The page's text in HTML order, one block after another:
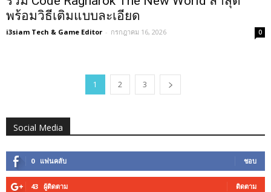
พร้อมวิธีเติมแบบละเอียด
i3siam Tech & Game Editor - กรกฎาคม 16, 2026 0
1 2 3
Social Media
0 แฟนคลับ ชอบ
43 ผู้ติดตาม ติดตาม